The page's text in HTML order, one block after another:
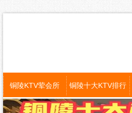
铜陵KTV荤会所 铜陵十大KTV排行